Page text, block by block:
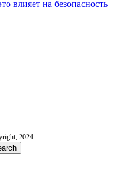
влияет на безопасность
2024